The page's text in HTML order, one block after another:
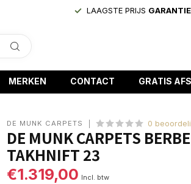
LAAGSTE PRIJS GARANTIE
MERKEN CONTACT GRATIS
DE MUNK CARPETS 0
DE MUNK CARPETS
TAKHNIFT 23
€1.319,00 Incl. btw